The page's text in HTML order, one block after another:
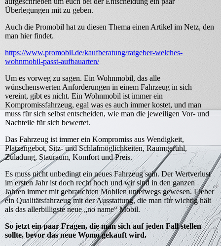
Überlegungen mit zu geben.
Auch die Promobil hat zu diesen Thema einen Artikel im Netz, den
man hier findet.
https://www.promobil.de/kaufberatung/ratgeber-welches-
wohnmobil-passt-aufbauarten/
Um es vorweg zu sagen. Ein Wohnmobil, das alle
wünschenswerten Anforderungen in einem Fahrzeug in sich
vereint, gibt es nicht. Ein Wohnmobil ist immer ein
Kompromissfahrzeug, egal was es auch immer kostet, und man
muss für sich selbst entscheiden, wie man die jeweiligen Vor- und
Nachteile für sich bewertet.
Das Fahrzeug ist immer ein Kompromiss aus Wendigkeit,
Platzangebot, Sitz- und Schlafmöglichkeiten, Raumgefühl,
Zuladung, Stauraum, Komfort und Preis.
Es muss nicht unbedingt ein neues Fahrzeug sein. Der Wertverlust
im ersten Jahr ist doch recht hoch und wir sind in den ganzen
Jahren immer mit gebrauchten Mobilen unterwegs gewesen. Lieber
ein Qualitätsfahrzeug mit der Ausstattung, die man für wichtig hält
als das allerbilligste neue „no name“ Mobil.
So jetzt ein paar Fragen, die man sich auf jeden Fall stellen
sollte, bevor das neue Womo gekauft wird.